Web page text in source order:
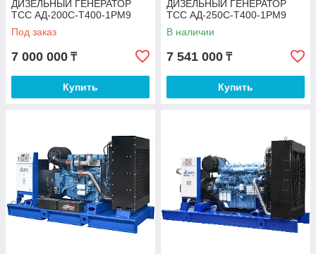
ДИЗЕЛЬНЫЙ ГЕНЕРАТОР
ТСС АД-200С-Т400-1РМ9
Под заказ
7 000 000 ₸
Купить
ДИЗЕЛЬНЫЙ ГЕНЕРАТОР
ТСС АД-250С-Т400-1РМ9
В наличии
7 541 000 ₸
Купить